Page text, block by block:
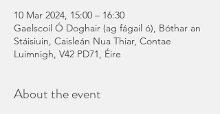
10 Mar 2024, 15:00 – 16:30
Gaelscoil Ó Doghair (ag fágail ó), Bóthar an
Stáisiuin, Caisleán Nua Thiar, Contae
Luimnigh, V42 PD71, Éire
About the event